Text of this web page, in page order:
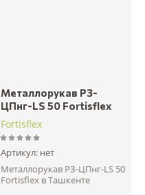
Металлорукав РЗ-
ЦПнг-LS 50 Fortisflex
Fortisflex
Артикул: нет
Металлорукав РЗ-ЦПнг-LS 50
Fortisflex в Ташкенте